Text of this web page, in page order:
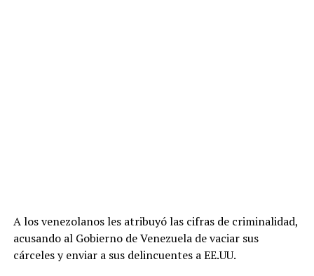
A los venezolanos les atribuyó las cifras de criminalidad,
acusando al Gobierno de Venezuela de vaciar sus
cárceles y enviar a sus delincuentes a EE.UU.